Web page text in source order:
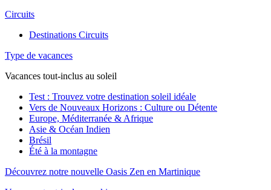
Circuits
Destinations Circuits
Type de vacances
Vacances tout-inclus au soleil
Test : Trouvez votre destination soleil idéale
Vers de Nouveaux Horizons : Culture ou Détente
Europe, Méditerranée & Afrique
Asie & Océan Indien
Brésil
Été à la montagne
Découvrez notre nouvelle Oasis Zen en Martinique